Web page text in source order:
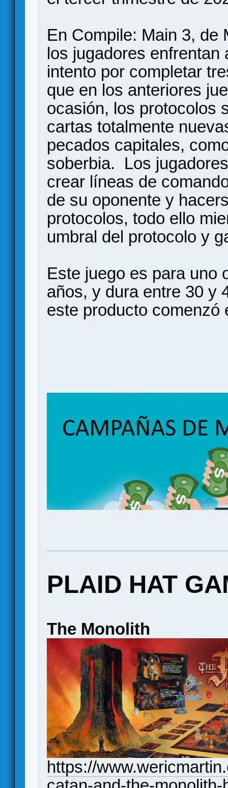
En Compile: Main 3, de
los jugadores
intento por completar
que en los anteriores
ocasión, los protocolos
cartas totalmente
pecados capitales,
soberbia. Los
crear líneas de
de su oponente y
protocolos, todo ello
umbral del protocolo y
Este juego es para uno
años, y dura entre 30 y
este producto comenzó
PLAID HAT
The Monolith
https://